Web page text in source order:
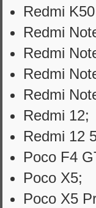
Redmi
Redmi
Redmi
Redmi
Redmi
Redmi 12;
Redmi 12
Poco F4
Poco X5;
Poco X5